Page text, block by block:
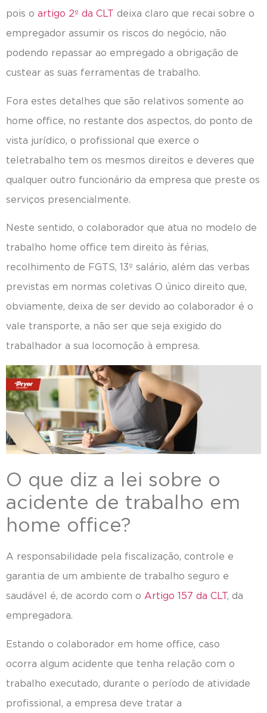
pois o artigo 2º da CLT deixa claro que recai sobre o
empregador assumir os riscos do negócio, não
podendo repassar ao empregado a obrigação de
custear as suas ferramentas de trabalho.
Fora estes detalhes que são relativos somente ao
home office, no restante dos aspectos, do ponto de
vista jurídico, o profissional que exerce o
teletrabalho tem os mesmos direitos e deveres que
qualquer outro funcionário da empresa que preste os
serviços presencialmente.
Neste sentido, o colaborador que atua no modelo de
trabalho home office tem direito às férias,
recolhimento de FGTS, 13º salário, além das verbas
previstas em normas coletivas O único direito que,
obviamente, deixa de ser devido ao colaborador é o
vale transporte, a não ser que seja exigido do
trabalhador a sua locomoção à empresa.
O que diz a lei sobre o
acidente de trabalho em
home office?
A responsabilidade pela fiscalização, controle e
garantia de um ambiente de trabalho seguro e
saudável é, de acordo com o Artigo 157 da CLT , da
empregadora.
Estando o colaborador em home office, caso
ocorra algum acidente que tenha relação com o
trabalho executado, durante o período de atividade
profissional, a empresa deve tratar a